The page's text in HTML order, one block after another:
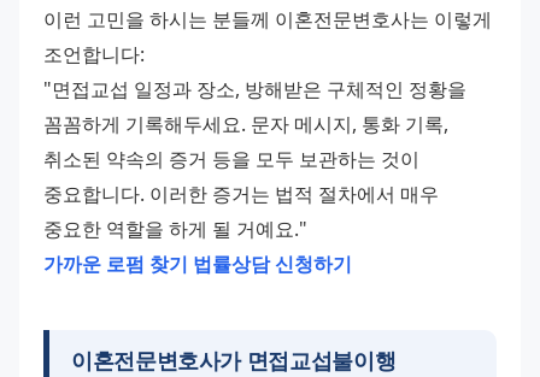
이런 고민을 하시는 분들께 이혼전문변호사는 이렇게
조언합니다:
"면접교섭 일정과 장소, 방해받은 구체적인 정황을
꼼꼼하게 기록해두세요. 문자 메시지, 통화 기록,
취소된 약속의 증거 등을 모두 보관하는 것이
중요합니다. 이러한 증거는 법적 절차에서 매우
중요한 역할을 하게 될 거예요."
가까운 로펌 찾기 법률상담 신청하기
이혼전문변호사가 면접교섭불이행